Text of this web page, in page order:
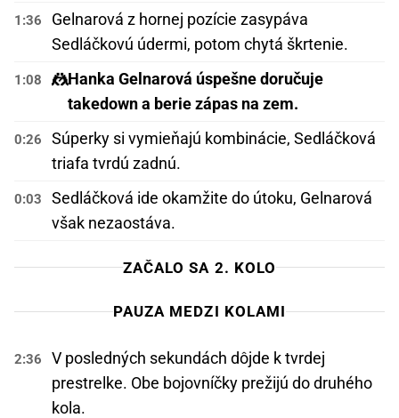
1:36
Gelnarová z hornej pozície zasypáva
Sedláčkovú údermi, potom chytá škrtenie.
1:08 🤼Hanka Gelnarová úspešne doručuje
takedown a berie zápas na zem.
0:26
Súperky si vymieňajú kombinácie, Sedláčková
triafa tvrdú zadnú.
0:03
Sedláčková ide okamžite do útoku, Gelnarová
však nezaostáva.
ZAČALO SA 2. KOLO
PAUZA MEDZI KOLAMI
2:36
V posledných sekundách dôjde k tvrdej
prestrelke. Obe bojovníčky prežijú do druhého
kola.